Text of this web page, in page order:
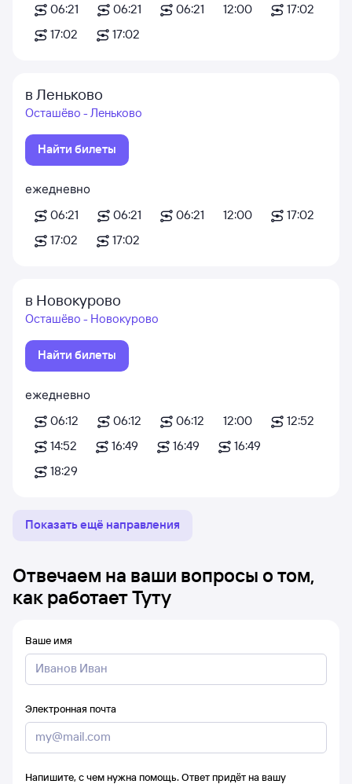
06:21
06:21 06:21 12:00
17:02
17:02
17:02
в Леньково
Осташёво - Леньково
Найти билеты
ежедневно
06:21
06:21 06:21 12:00
17:02
17:02
17:02
в Новокурово
Осташёво - Новокурово
Найти билеты
ежедневно
06:12
06:12 06:12 12:00
12:52
14:52
16:49 16:49
16:49
18:29
Показать ещё направления
Отвечаем на ваши вопросы о том,
как работает Туту
Ваше имя
Электронная почта
Напишите, с чем нужна помощь. Ответ придёт на вашу